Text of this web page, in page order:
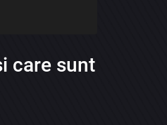
care sunt